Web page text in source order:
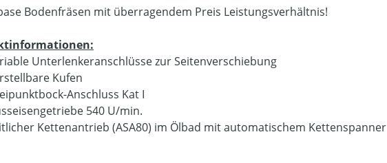
Bodenfräsen mit überragendem Preis Leistungsverhältnis!
Unterlenkeranschlüsse zur Seitenverschiebung
Kufen
Anschluss Kat I
540 U/min.
Kettenantrieb (ASA80) im Ölbad mit automatischem Kettenspanner